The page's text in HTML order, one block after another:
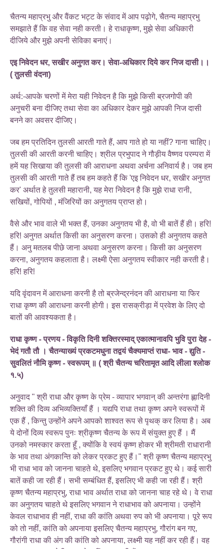
चैतन्य महाप्रभु और वैंकट भट्ट के संवाद में आप पढ़ोगे, चैतन्य महाप्रभु
समझाते हैं कि वह सेवा नही करती। हे राधाकृष्ण, मुझे सेवा अधिकारी
दीजिये और मुझे अपनी सेविका बनाएं।
एइ निवेदन धर, सखीर अनुगत कर। सेवा-अधिकार दिये कर निज दासी।।
( तुलसी वंदना)
अर्थ:-आपके चरणों में मेरा यही निवेदन है कि मुझे किसी ब्रजगोपी की
अनुचरी बना दीजिए तथा सेवा का अधिकार देकर मुझे आपकी निज दासी
बनने का अवसर दीजिए।
जब हम प्रतिदिन तुलसी आरती गाते हैं, आप गाते हो या नहीं? गाना चाहिए।
तुलसी की आरती करनी चाहिए। श्रील प्रभुपाद ने गौड़ीय वैष्णव परम्परा में
हमें यह सिखाया की तुलसी की आराधना अथवा अर्चना अनिवार्य है। जब हम
तुलसी की आरती गाते हैं तब हम कहते हैं कि 'एइ निवेदन धर, सखीर अनुगत
कर' अर्थात हे तुलसी महारानी, यह मेरा निवेदन है कि मुझे राधा रानी,
सखियों, गोपियों , मंजिरियों का अनुगतय प्राप्त हो।
वैसे और भाव वाले भी भक्त हैं, उनका अनुगतय भी है, वो भी बातें हैं ही। हरि!
हरि! अनुगत अर्थात किसी का अनुसरण करना। उसको ही अनुगतय कहते
हैं। अनु मतलब पीछे जाना अथवा अनुसरण करना। किसी का अनुसरण
करना, अनुगतय कहलाता है। लक्ष्मी ऐसा अनुगतय स्वीकार नही करती है।
हरि! हरि!
यदि वृंदावन में आराधना करनी है तो ब्रजेन्द्रनंदन की आराधना या फिर
राधा कृष्ण की आराधना करनी होगी। इस रासक्रीड़ा में प्रवेश के लिए दो
बातों की आवश्यकता है।
राधा कृष्ण - प्रणय - विकृति दिनी शक्तिरस्माद् एकात्मानावपि भुवि पुरा देह -
भेदं गतौ तौ । चैतन्याख्यं प्रकटमधुना तद्वयं चैक्यमाप्तं राधा- भाव - द्युति -
सुवलितं नौमि कृष्ण - स्वरूपम् ॥ ( श्री चैतन्य चरितामृत आदि लीला श्लोक
१.५)
अनुवाद " श्री राधा और कृष्ण के प्रेम - व्यापार भगवान् की अन्तरंगा ह्लादिनी
शक्ति की दिव्य अभिव्यक्तियाँ हैं । यद्यपि राधा तथा कृष्ण अपने स्वरूपों में
एक हैं , किन्तु उन्होंने अपने आपको शाश्वत रूप से पृथक् कर लिया है। अब
ये दोनों दिव्य स्वरूप पुनः श्रीकृष्ण चैतन्य के रूप में संयुक्त हुए हैं । मैं
उनको नमस्कार करता हूँ , क्योंकि वे स्वयं कृष्ण होकर भी श्रीमती राधारानी
के भाव तथा अंगकान्ति को लेकर प्रकट हुए हैं।" श्री कृष्ण चैतन्य महाप्रभु
भी राधा भाव को जानना चाहते थे, इसलिए भगवान प्रकट हुए थे। कई सारी
बातें कही जा रही हैं। सभी सम्बंधित हैं, इसलिए भी कही जा रही हैं। श्री
कृष्ण चैतन्य महाप्रभु, राधा भाव अर्थात राधा को जानना चाह रहे थे। वे राधा
का अनुगतय चाहते थे इसलिए भगवान ने राधाभाव को अपनाया। उन्होंने
केवल राधाभाव ही नहीं, राधा की कांति अथवा रुप को भी अपनाया। पूरे रूप
को तो नहीं, कांति को अपनाया इसलिए चैतन्य महाप्रभु, गौरांग बन गए,
गौरांगी राधा की अंग की कांति को अपनाया, लक्ष्मी यह नहीं कर रही हैं। वह